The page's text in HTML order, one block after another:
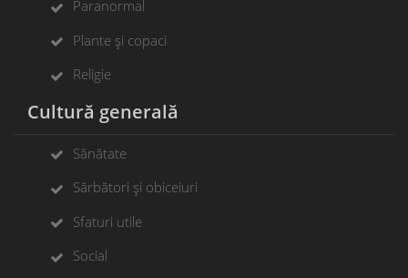
Paranormal
Plante și copaci
Religie
Cultură generală
Sănătate
Sărbători și obiceiuri
Sfaturi utile
Social